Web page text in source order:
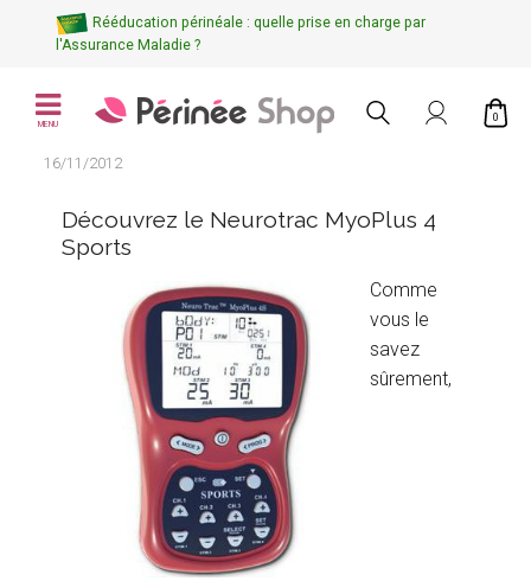
Rééducation périnéale : quelle prise en charge par
l'Assurance Maladie ?
MENU
0
16/11/2012
Découvrez le Neurotrac MyoPlus 4
Sports
Comme
vous le
savez
sûrement,